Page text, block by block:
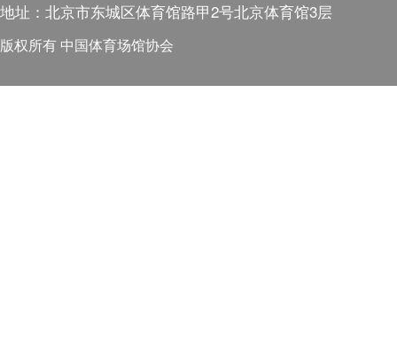
地址：北京市东城区体育馆路甲2号北京体育馆3层
版权所有 中国体育场馆协会